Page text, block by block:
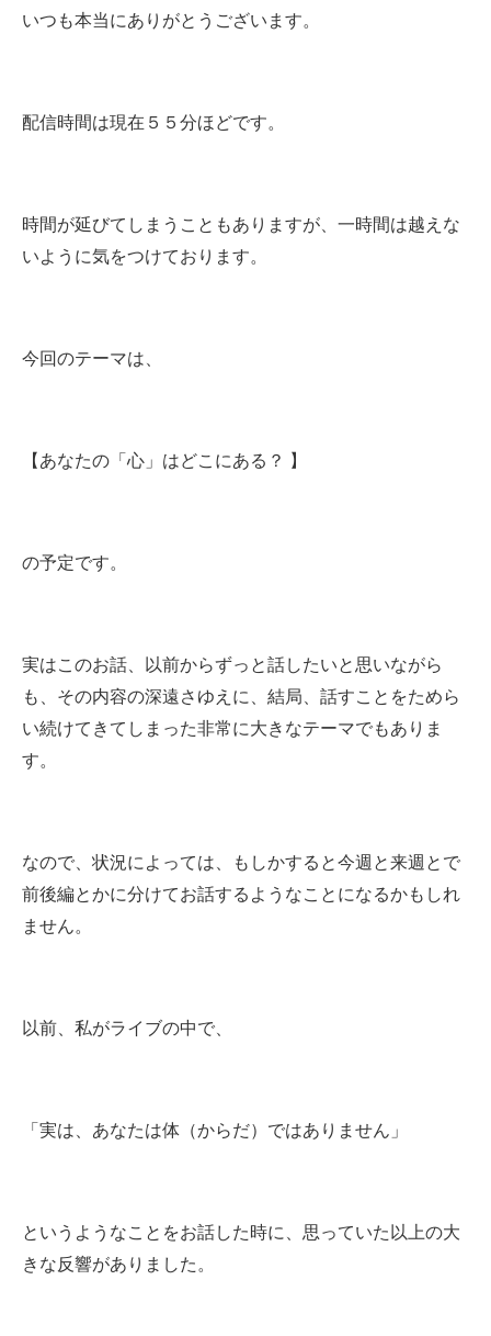
いつも本当にありがとうございます。
配信時間は現在５５分ほどです。
時間が延びてしまうこともありますが、一時間は越えな
いように気をつけております。
今回のテーマは、
【あなたの「心」はどこにある？ 】
の予定です。
実はこのお話、以前からずっと話したいと思いながら
も、その内容の深遠さゆえに、結局、話すことをためら
い続けてきてしまった非常に大きなテーマでもありま
す。
なので、状況によっては、もしかすると今週と来週とで
前後編とかに分けてお話するようなことになるかもしれ
ません。
以前、私がライブの中で、
「実は、あなたは体（からだ）ではありません」
というようなことをお話した時に、思っていた以上の大
きな反響がありました。